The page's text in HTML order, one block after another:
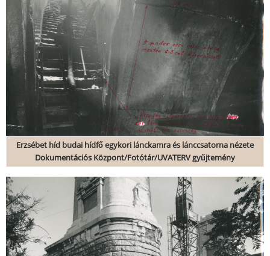
Erzsébet híd budai hídfő egykori lánckamra és lánccsatorna nézete
Dokumentációs Központ/Fotótár/UVATERV gyűjtemény